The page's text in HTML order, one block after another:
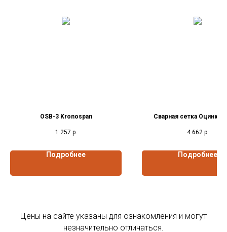
OSB-3 Kronospan
1 257 р.
Подробнее
Сварная сетка
4 662 р.
Подробнее
Цены на сайте указаны для ознакомления и могут
незначительно отличаться.